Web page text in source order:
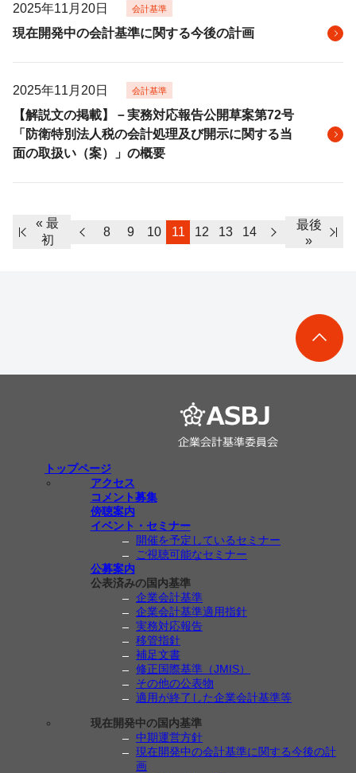
2025年11月20日 会計基準
現在開発中の会計基準に関する今後の計画
2025年11月20日 会計基準
【解説文の掲載】－実務対応報告公開草案第72号
「防衛特別法人税の会計処理及び開示に関する当
面の取扱い（案）」の概要
« 最
初
8 9 10 11 12 13 14
最後
»
トップページ
アクセス
コメント募集
傍聴案内
イベント・セミナー
開催を予定しているセミナー
ご視聴可能なセミナー
公募案内
公表済みの国内基準
企業会計基準
企業会計基準適用指針
実務対応報告
移管指針
補足文書
修正国際基準（JMIS）
その他の公表物
適用が終了した企業会計基準等
現在開発中の国内基準
中期運営方針
現在開発中の会計基準に関する今後の計
画